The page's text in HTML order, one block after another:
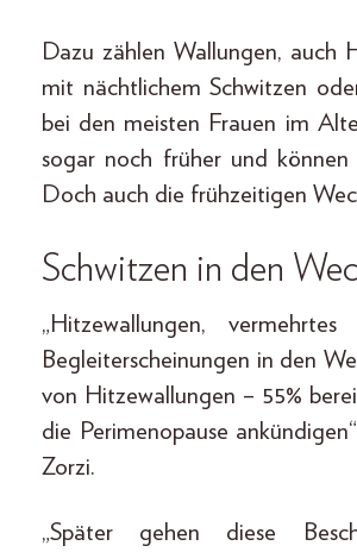
Dazu zählen Wallungen, auch
mit nächtlichem Schwitzen
bei den meisten Frauen im
sogar noch früher und
Doch auch die frühzeitigen
Schwitzen in den
„Hitzewallungen,
Begleiterscheinungen in den
von Hitzewallungen – 55%
die Perimenopause
Zorzi.
„Später gehen diese